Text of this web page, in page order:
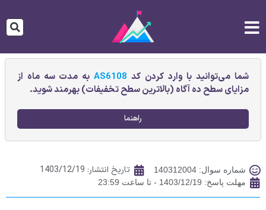
شما می‌توانید با وارد کردن کد AS6108به مدت سه ماه از
مزایای سطح ده آگاه (بالاترین سطح تخفیفات) بهرمند شوید.
راهنما
شماره سوال: 140312004 تاریخ انتشار: 1403/12/19
مهلت پاسخ: 1403/12/19 - تا ساعت 23:59